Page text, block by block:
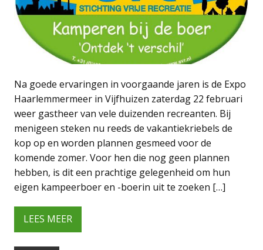
Na goede ervaringen in voorgaande jaren is de Expo
Haarlemmermeer in Vijfhuizen zaterdag 22 februari
weer gastheer van vele duizenden recreanten. Bij
menigeen steken nu reeds de vakantiekriebels de
kop op en worden plannen gesmeed voor de
komende zomer. Voor hen die nog geen plannen
hebben, is dit een prachtige gelegenheid om hun
eigen kampeerboer en -boerin uit te zoeken […]
LEES MEER